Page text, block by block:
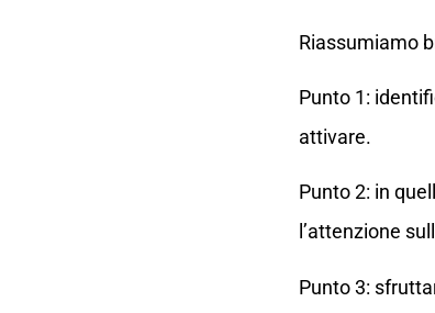
Riassumiamo
Punto 1:
attivare.
Punto 2: in
l’attenzione
Punto 3: